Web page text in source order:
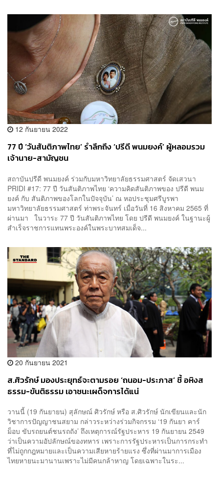
12 กันยายน 2022
77 ปี ‘วันสันติภาพไทย’ รำลึกถึง ‘ปรีดี พนมยงค์’ ผู้หลอมรวม
เจ้านาย-สามัญชน
สถาบันปรีดี พนมยงค์ ร่วมกับมหาวิทยาลัยธรรมศาสตร์ จัดเสวนา
PRIDI #17: 77 ปี วันสันติภาพไทย ‘ความคิดสันติภาพของ ปรีดี พนม
ยงค์ กับ สันติภาพของโลกในปัจจุบัน’ ณ หอประชุมศรีบูรพา
มหาวิทยาลัยธรรมศาสตร์ ท่าพระจันทร์ เมื่อวันที่ 16 สิงหาคม 2565 ที่
ผ่านมา ในวาระ 77 ปี วันสันติภาพไทย โดย ปรีดี พนมยงค์ ในฐานะผู้
สำเร็จราชการแทนพระองค์ในพระบาทสมเด็จ...
20 กันยายน 2021
ส.ศิวรักษ์ มองประยุทธ์จะตามรอย ‘ถนอม-ประภาส’ ชี้ อหิงส
ธรรม-ขันติธรรม เอาชนะเผด็จการได้แน่
วานนี้ (19 กันยายน) สุลักษณ์ ศิวรักษ์ หรือ ส.ศิวรักษ์ นักเขียนและนัก
วิชาการปัญญาชนสยาม กล่าวระหว่างร่วมกิจกรรม ‘19 กันยา คาร์
ม็อบ ขับรถยนต์ชนรถถัง’ ถึงเหตุการณ์รัฐประหาร 19 กันยายน 2549
ว่าเป็นความอัปลักษณ์ของทหาร เพราะการรัฐประหารเป็นการกระทำ
ที่ไม่ถูกกฎหมายและเป็นความเสียหายร้ายแรง ซึ่งที่ผ่านมาการเมือง
ไทยหายนะมานานเพราะไม่มีคนกล้าหาญ โดยเฉพาะในระ...